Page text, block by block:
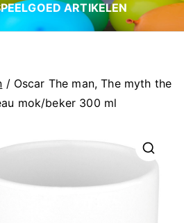
ARTIKELEN
/ Oscar The man, The myth the
mok/beker 300 ml